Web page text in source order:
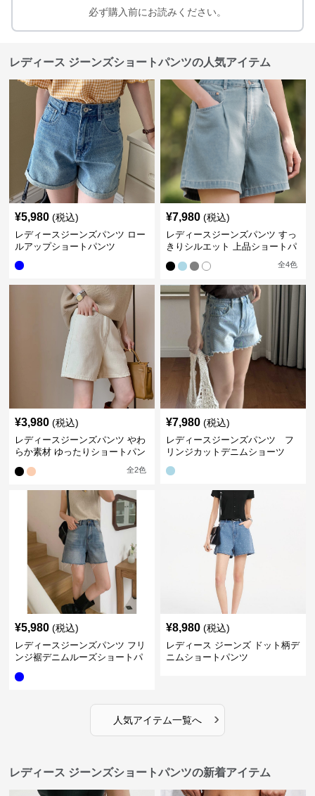
必ず購入前にお読みください。
レディース ジーンズショートパンツの人気アイテム
¥5,980 (税込)
レディースジーンズパンツ ロー
ルアップショートパンツ
¥7,980 (税込)
レディースジーンズパンツ すっ
きりシルエット 上品ショートパ
全4色
¥3,980 (税込)
レディースジーンズパンツ やわ
らか素材 ゆったりショートパン
全2色
¥7,980 (税込)
レディースジーンズパンツ フ
リンジカットデニムショーツ
¥5,980 (税込)
レディースジーンズパンツ フリ
ンジ裾デニムルーズショートパ
¥8,980 (税込)
レディース ジーンズ ドット柄デ
ニムショートパンツ
人気アイテム一覧へ ›
レディース ジーンズショートパンツの新着アイテム